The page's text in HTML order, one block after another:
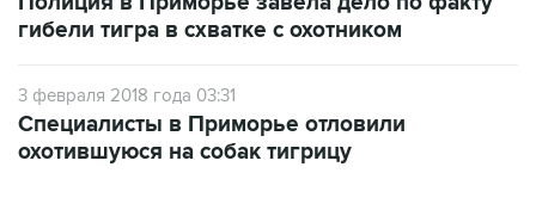
3 февраля 2018 года 03:31
охотившуюся на собак тигрицу